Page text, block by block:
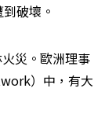
破壞。
災。歐洲理事
）中，有大